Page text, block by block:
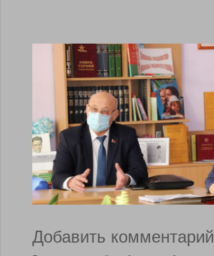
Добавить комментарий